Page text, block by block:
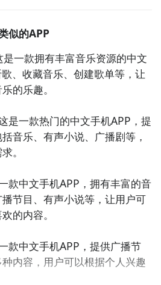
似的APP
一款拥有丰富音乐资源的中文
、收藏音乐、创建歌单等，让
的乐趣。
是一款热门的中文手机APP，提
音乐、有声小说、广播剧等，
。
款中文手机APP，拥有丰富的音
节目、有声小说等，让用户可
的内容。
款中文手机APP，提供广播节
内容，用户可以根据个人兴趣